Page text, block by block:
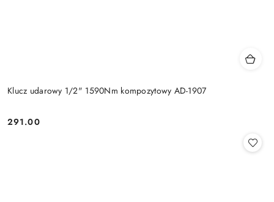
Klucz udarowy 1/2" 1590Nm kompozytowy AD-1907
Cena:
291.00